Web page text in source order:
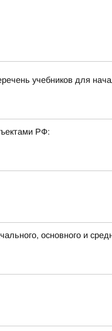
учебников для
РФ:
основного и